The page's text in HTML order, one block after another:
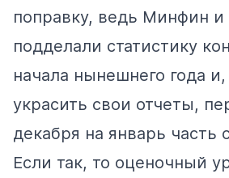
поправку, ведь Минфин и
подделали статистику
начала нынешнего года
украсить свои отчеты,
декабря на январь часть
Если так, то оценочный